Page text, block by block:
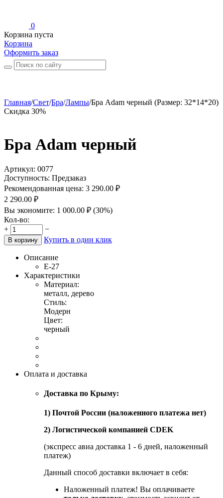
0
Корзина пуста
Корзина
Оформить заказ
Главная/Свет/Бра/Лампы/Бра Adam черный (Размер: 32*14*20)
Скидка 30%
Бра Adam черный
Артикул: 0077
Доступность: Предзаказ
Рекомендованная цена: 3 290.00 ₽
2 290.00 ₽
Вы экономите: 1 000.00 ₽ (30%)
Кол-во:
+
−
В корзину Купить в один клик
Описание
Е-27
Характеристики
Материал:
металл, дерево
Стиль:
Модерн
Цвет:
черный
Оплата и доставка
Доставка по Крыму:
1) Почтой России (наложенного платежа нет)
2) Логистической компанией CDEK
(экспресс авиа доставка 1 - 6 дней, наложенный
платеж)
Данный способ доставки включает в себя:
Наложенный платеж! Вы оплачиваете